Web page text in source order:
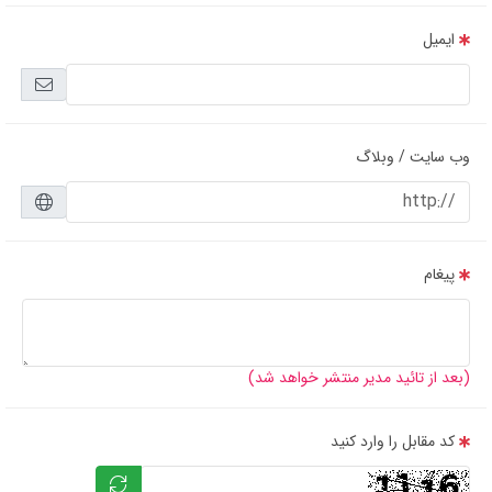
مشخصات و کاربرد تسمه کولر آبی A76
بود. در این صورت است که می توان پاسخ پرسش هایی مانند علت پاره شده تسمه
کولر آبی A76 اصفهان را به دست آورید. دلایل زیادی وجود دارند که موجب پاره
ایمیل
وب سایت / وبلاگ
پیغام
(بعد از تائید مدیر منتشر خواهد شد)
کد مقابل را وارد کنید